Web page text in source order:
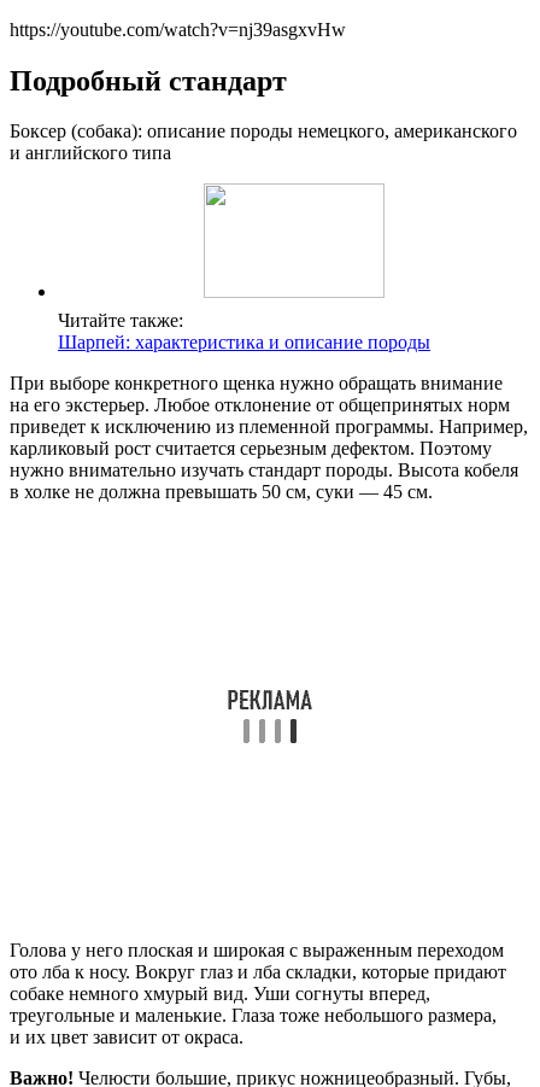
https://youtube.com/watch?v=nj39asgxvHw
Подробный стандарт
Боксер (собака): описание породы немецкого, американского
и английского типа
Читайте также:
Шарпей: характеристика и описание породы
При выборе конкретного щенка нужно обращать внимание
на его экстерьер. Любое отклонение от общепринятых норм
приведет к исключению из племенной программы. Например,
карликовый рост считается серьезным дефектом. Поэтому
нужно внимательно изучать стандарт породы. Высота кобеля
в холке не должна превышать 50 см, суки — 45 см.
Голова у него плоская и широкая с выраженным переходом
ото лба к носу. Вокруг глаз и лба складки, которые придают
собаке немного хмурый вид. Уши согнуты вперед,
треугольные и маленькие. Глаза тоже небольшого размера,
и их цвет зависит от окраса.
Важно! Челюсти большие, прикус ножницеобразный. Губы,